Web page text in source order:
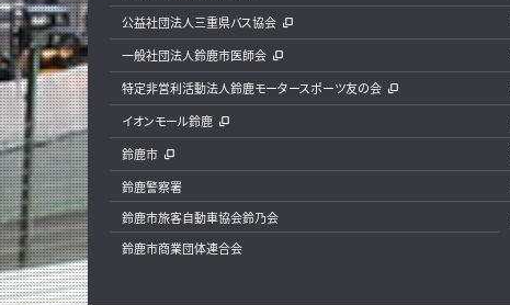
公益社団法人三重県バス協会
一般社団法人鈴鹿市医師会
特定非営利活動法人鈴鹿モータースポーツ友の会
イオンモール鈴鹿
鈴鹿市
鈴鹿警察署
鈴鹿市旅客自動車協会鈴乃会
鈴鹿市商業団体連合会